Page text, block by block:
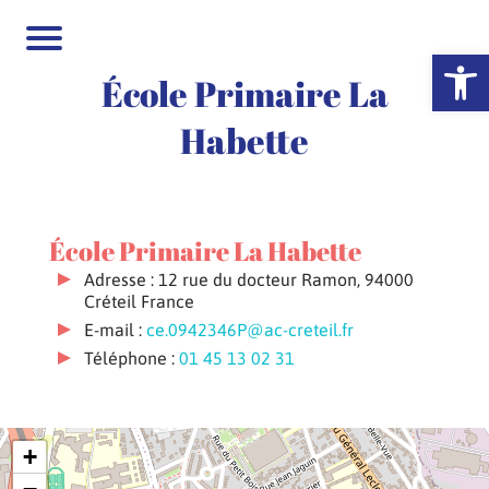
Ouvrir
École Primaire La
Habette
École Primaire La Habette
Adresse : 12 rue du docteur Ramon, 94000
Créteil France
E-mail : ce.0942346P@ac-creteil.fr
Téléphone : 01 45 13 02 31
+